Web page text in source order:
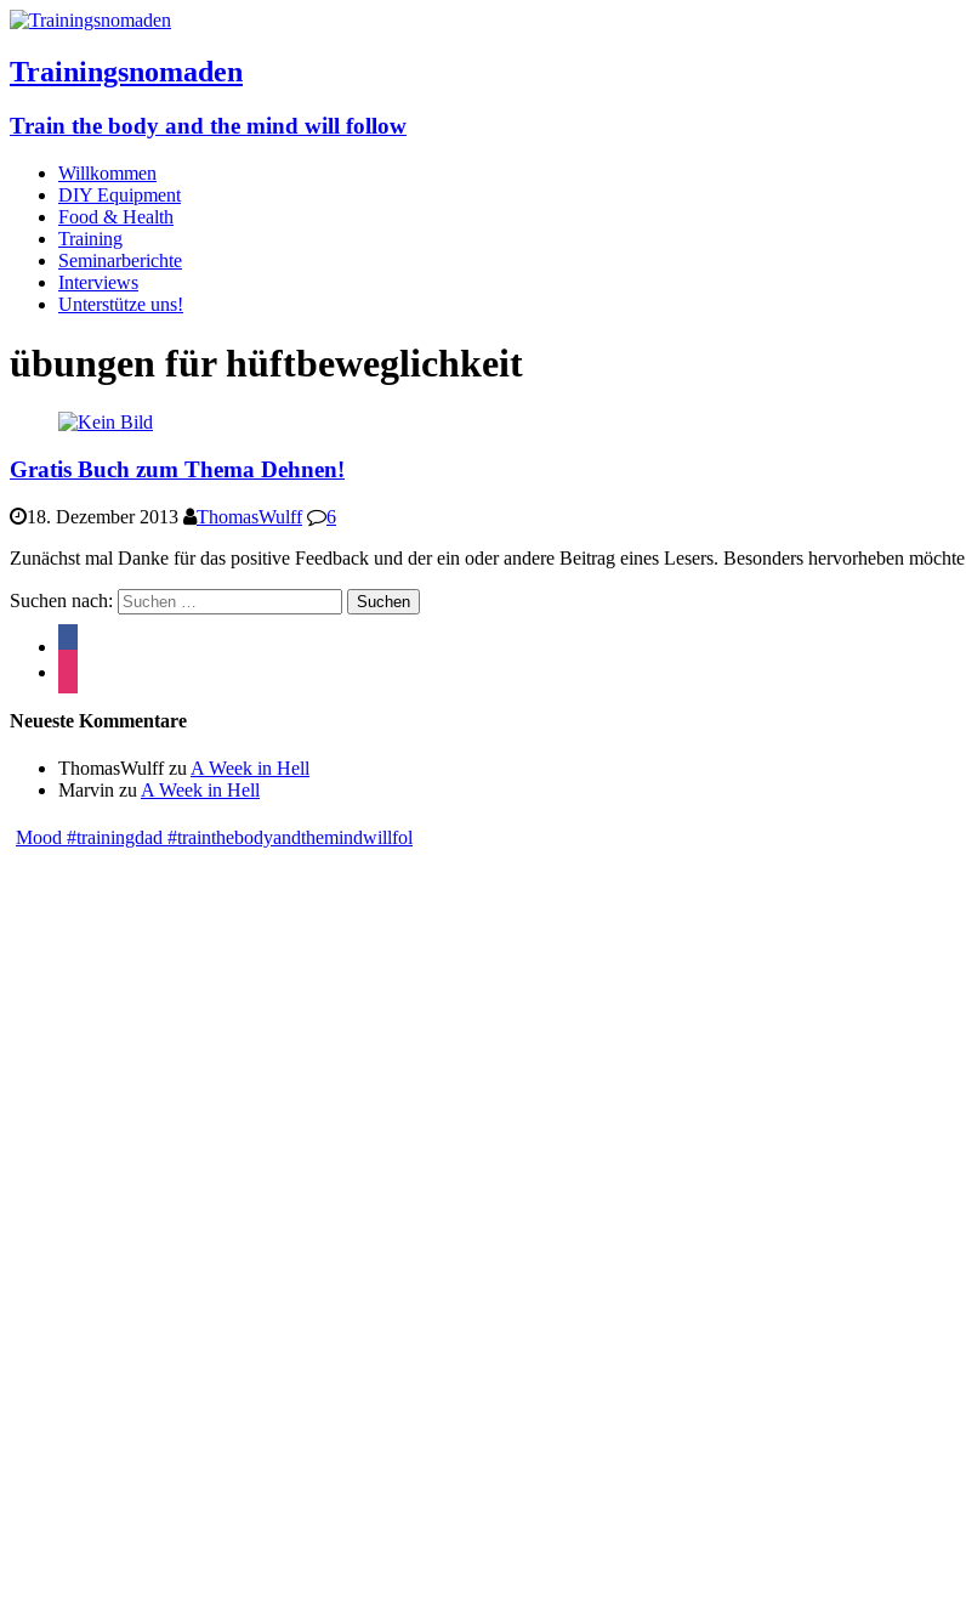
Trainingsnomaden
Train the body and the mind will follow
Willkommen
DIY Equipment
Food & Health
Training
Seminarberichte
Interviews
Unterstütze uns!
übungen für hüftbeweglichkeit
Gratis Buch zum Thema Dehnen!
18. Dezember 2013 ThomasWulff
6
Zunächst mal Danke für das positive Feedback und der ein oder andere Beitrag eines Lesers. Besonders hervorheben
Suchen nach:
Neueste Kommentare
ThomasWulffzu A Week in Hell
Marvin zu A Week in Hell
Mood #trainingdad #trainthebodyandthemindwillfol